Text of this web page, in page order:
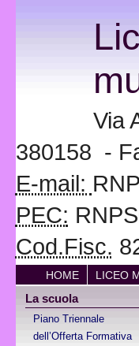
Via
380158 -
E-mail:
PEC:
Cod.Fisc.
HOME LICEO
La scuola
Piano Triennale
dell’Offerta Formativa